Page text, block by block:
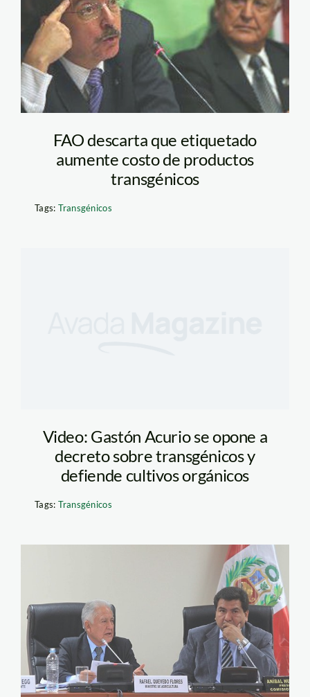
FAO descarta que etiquetado
aumente costo de productos
transgénicos
Tags: Transgénicos
Video: Gastón Acurio se opone a
decreto sobre transgénicos y
defiende cultivos orgánicos
Tags: Transgénicos